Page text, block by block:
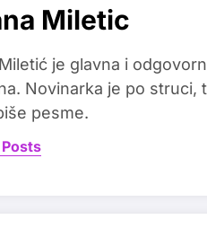
Miletic
je glavna i
Novinarka je po struci,
pesme.